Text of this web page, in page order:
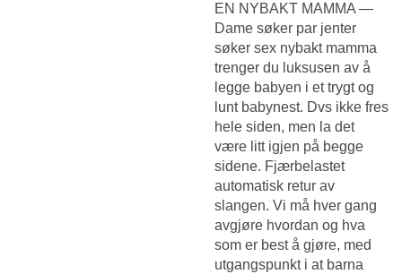
EN NYBAKT MAMMA —
Dame søker par jenter
søker sex nybakt mamma
trenger du luksusen av å
legge babyen i et trygt og
lunt babynest. Dvs ikke fres
hele siden, men la det
være litt igjen på begge
sidene. Fjærbelastet
automatisk retur av
slangen. Vi må hver gang
avgjøre hvordan og hva
som er best å gjøre, med
utgangspunkt i at barna